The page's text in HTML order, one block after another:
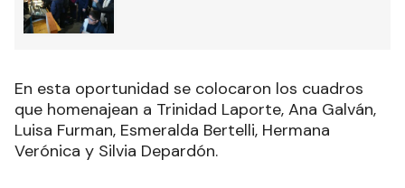
En esta oportunidad se colocaron los cuadros
que homenajean a Trinidad Laporte, Ana Galván,
Luisa Furman, Esmeralda Bertelli, Hermana
Verónica y Silvia Depardón.